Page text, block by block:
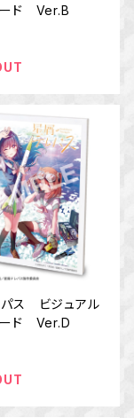
ード Ver.B
パス ビジュアル
ード Ver.D